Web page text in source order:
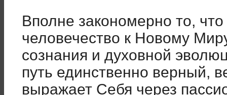
Вполне закономерно то,
человечество к Новому
сознания и духовной
путь единственно верный,
выражает Себя через